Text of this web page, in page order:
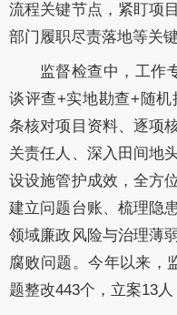
流程关键节点，紧盯项
部门履职尽责落地等关
监督检查中，工作
谈评查+实地勘查+随机
条核对项目资料、逐项
关责任人、深入田间地
设设施管护成效，全方
建立问题台账、梳理隐
领域廉政风险与治理薄
腐败问题。今年以来，
题整改443个，立案13